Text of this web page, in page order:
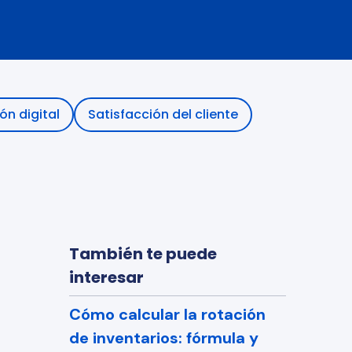
de frío y
digital
Satisfacción del cliente
También te puede
interesar
Cómo calcular la rotación
de inventarios: fórmula y